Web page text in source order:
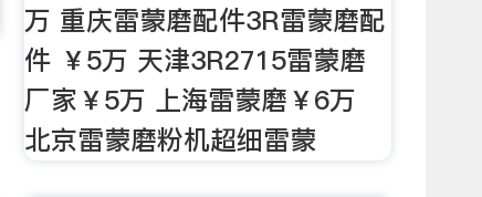
万 重庆雷蒙磨配件3R雷蒙磨配
件 ￥5万 天津3R2715雷蒙磨
厂家￥5万 上海雷蒙磨￥6万
北京雷蒙磨粉机超细雷蒙